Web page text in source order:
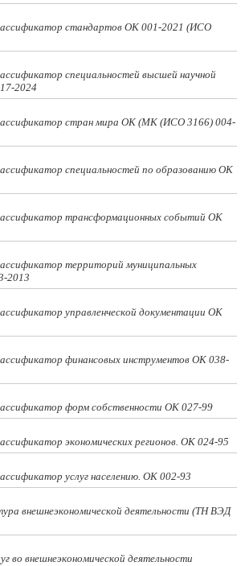
стандартов ОК 001-2021 (ИСО
специальностей высшей научной
2024
стран мира ОК (МК (ИСО 3166) 004-
специальностей по образованию ОК
трансформационных событий ОК
территорий муниципальных
2013
управленческой документации ОК
финансовых инструментов OK 038-
форм собственности ОК 027-99
экономических регионов. ОК 024-95
услуг населению. ОК 002-93
внешнеэкономической деятельности (ТН ВЭД
во внешнеэкономической деятельности